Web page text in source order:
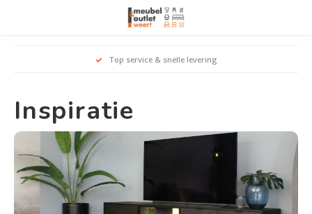
Hoofdmenu / woonmeubelen
Banken
Relaxstoelen
Dressoirs
Top service & snelle levering
Inspiratie